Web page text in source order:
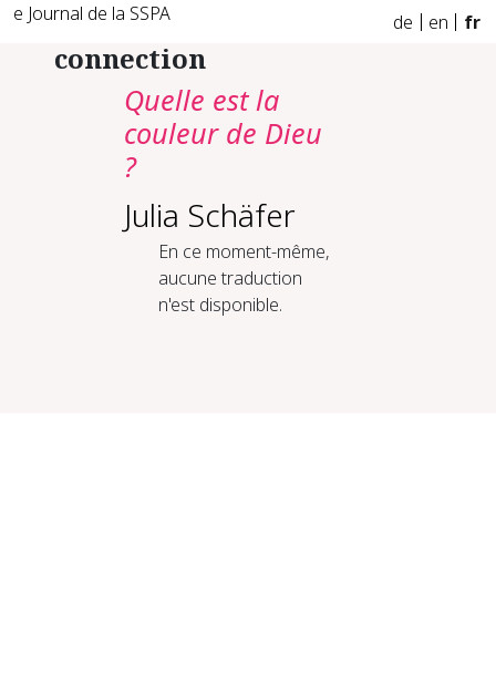
e Journal de la SSPA de en fr
connection
Quelle est la
couleur de Dieu
?
Julia Schäfer
En ce moment-même,
aucune traduction
n'est disponible.